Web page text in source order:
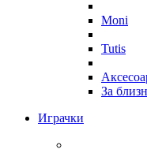
Moni
Tutis
За
Играчки